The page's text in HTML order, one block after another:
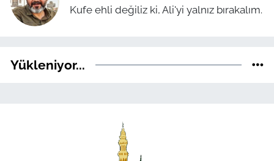
Kufe ehli değiliz ki, Ali'yi yalnız bırakalım.
Yükleniyor...